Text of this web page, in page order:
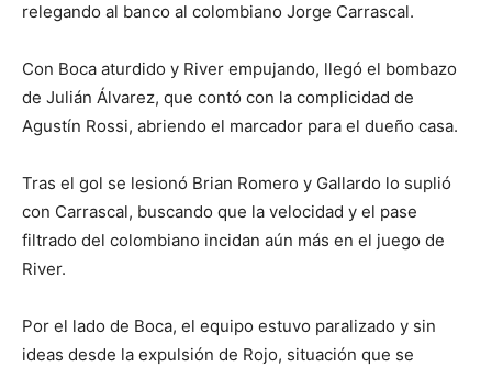
relegando al banco al colombiano Jorge Carrascal.
Con Boca aturdido y River empujando, llegó el bombazo
de Julián Álvarez, que contó con la complicidad de
Agustín Rossi, abriendo el marcador para el dueño casa.
Tras el gol se lesionó Brian Romero y Gallardo lo suplió
con Carrascal, buscando que la velocidad y el pase
filtrado del colombiano incidan aún más en el juego de
River.
Por el lado de Boca, el equipo estuvo paralizado y sin
ideas desde la expulsión de Rojo, situación que se